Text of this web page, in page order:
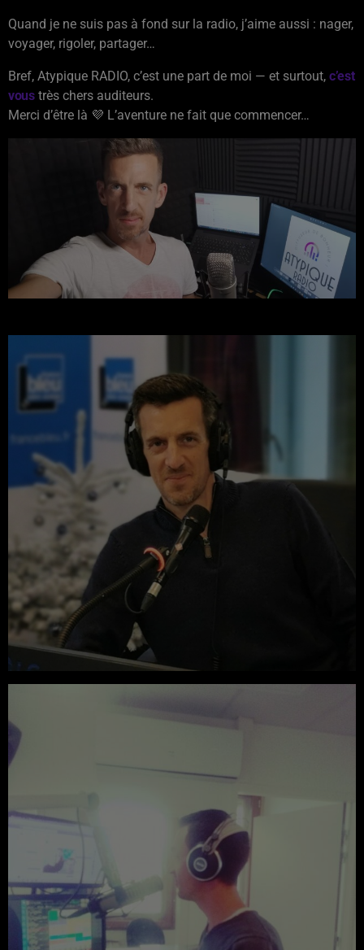
Quand je ne suis pas à fond sur la radio, j’aime aussi : nager,
voyager, rigoler, partager…
Bref, Atypique RADIO, c’est une part de moi — et surtout, c’est
voustrès chers auditeurs.
Merci d’être là 💜 L’aventure ne fait que commencer…